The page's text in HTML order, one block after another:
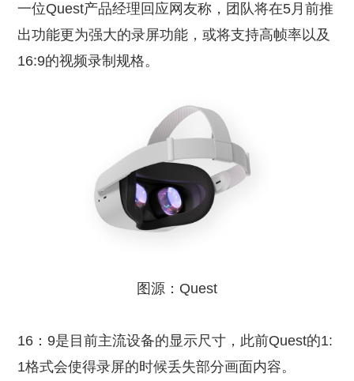
一位Quest产品经理回应网友称，团队将在5月前推
出功能更为强大的录屏功能，或将支持高帧率以及
16:9的视频录制规格。
图源：Quest
16：9是目前主流设备的显示尺寸，此前Quest的1:
1格式会使得录屏的时候丢失部分画面内容。